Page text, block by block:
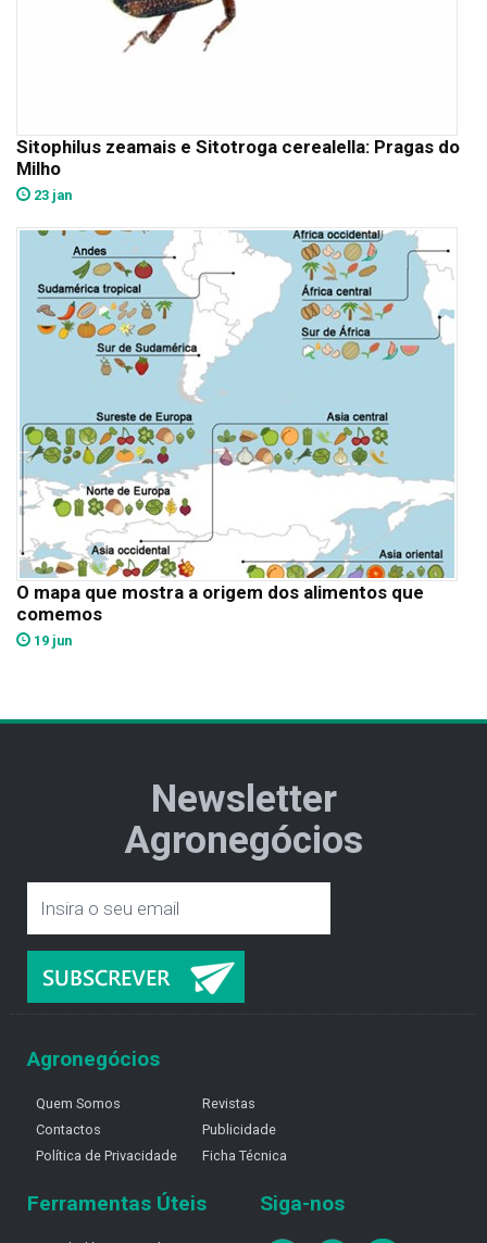
Sitophilus zeamais e Sitotroga cerealella: Pragas do
Milho
23 jan
O mapa que mostra a origem dos alimentos que
comemos
19 jun
Newsletter
Agronegócios
Agronegócios
Quem Somos
Contactos
Política de Privacidade
Revistas
Publicidade
Ficha Técnica
Ferramentas Úteis Siga-nos